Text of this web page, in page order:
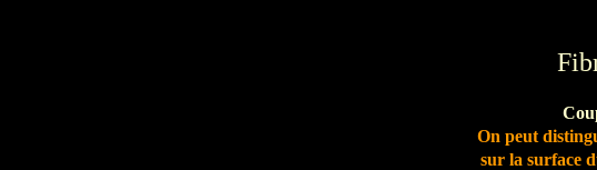
On peut
sur la surface